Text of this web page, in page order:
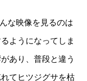
な映像を見るのは
ようになってしま
あり、普段と違う
てヒツジグサを枯